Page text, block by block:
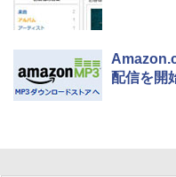
配信を開